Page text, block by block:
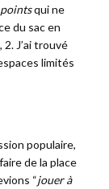
pointsqui ne
du sac en
J’ai trouvé
limités
populaire,
de la place
“jouer à